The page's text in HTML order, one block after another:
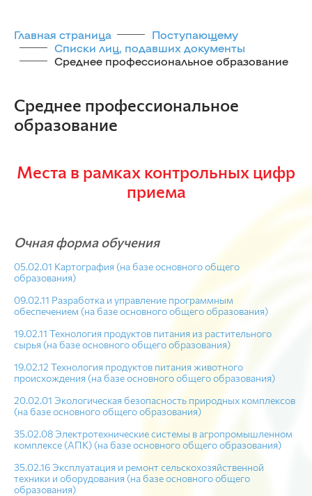
Главная страница
Поступающему
Списки лиц, подавших документы
Среднее профессиональное образование
Среднее профессиональное
образование
Места в рамках контрольных цифр
приема
Очная форма обучения
05.02.01 Картография (на базе основного общего
образования)
09.02.11 Разработка и управление программным
обеспечением (на базе основного общего образования)
19.02.11 Технология продуктов питания из растительного
сырья (на базе основного общего образования)
19.02.12 Технология продуктов питания животного
происхождения (на базе основного общего образования)
20.02.01 Экологическая безопасность природных комплексов
(на базе основного общего образования)
35.02.08 Электротехнические системы в агропромышленном
комплексе (АПК) (на базе основного общего образования)
35.02.16 Эксплуатация и ремонт сельскохозяйственной
техники и оборудования (на базе основного общего
образования)